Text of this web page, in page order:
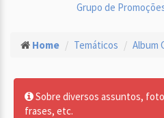
Grupo de
Home Temáticos Album
Sobre diversos assuntos,
frases, etc.